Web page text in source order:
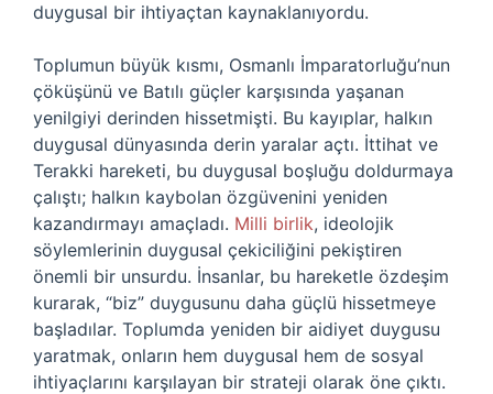
duygusal bir ihtiyaçtan kaynaklanıyordu.
Toplumun büyük kısmı, Osmanlı İmparatorluğu’nun
çöküşünü ve Batılı güçler karşısında yaşanan
yenilgiyi derinden hissetmişti. Bu kayıplar, halkın
duygusal dünyasında derin yaralar açtı. İttihat ve
Terakki hareketi, bu duygusal boşluğu doldurmaya
çalıştı; halkın kaybolan özgüvenini yeniden
kazandırmayı amaçladı. Milli birlik, ideolojik
söylemlerinin duygusal çekiciliğini pekiştiren
önemli bir unsurdu. İnsanlar, bu hareketle özdeşim
kurarak, “biz” duygusunu daha güçlü hissetmeye
başladılar. Toplumda yeniden bir aidiyet duygusu
yaratmak, onların hem duygusal hem de sosyal
ihtiyaçlarını karşılayan bir strateji olarak öne çıktı.